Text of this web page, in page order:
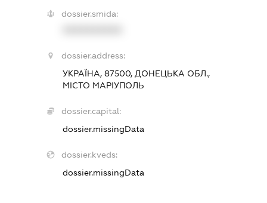
dossier.smida:
dossier.address:
УКРАЇНА, 87500, ДОНЕЦЬКА ОБЛ.,
МІСТО МАРІУПОЛЬ
dossier.capital:
dossier.missingData
dossier.kveds:
dossier.missingData